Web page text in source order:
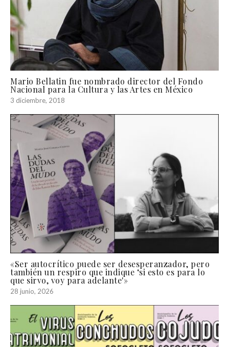
Mario Bellatin fue nombrado director del Fondo
Nacional para la Cultura y las Artes en México
3 diciembre, 2018
«Ser autocrítico puede ser desesperanzador, pero
también un respiro que indique ‘si esto es para lo
que sirvo, voy para adelante'»
28 junio, 2026